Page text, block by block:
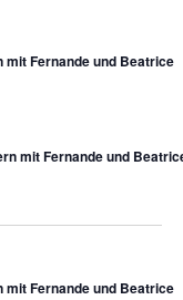
Fernande und Beatrice
mit Fernande und
Fernande und Beatrice